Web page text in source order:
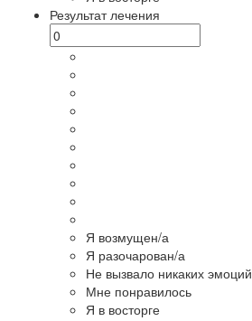
Результат лечения
Я возмущен/а
Я разочарован/а
Не вызвало никаких эмоций
Мне понравилось
Я в восторге